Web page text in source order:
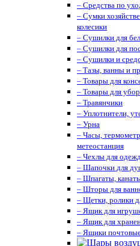
– Средства по
– Сумки
колесики
– Сушилки для
– Сушилки для
– Сушилки и
– Тазы, ванны и
– Товары для
– Товары для
– Травянчики
– Уплотнители,
– Урна
– Часы,
метеостанция
– Чехлы для
– Шапочки для
– Шпагаты,
– Шторы для
– Щетки, ролики
– Ящик для
– Ящик для
– Ящики